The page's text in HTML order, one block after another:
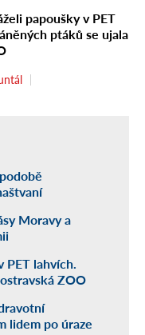
papoušky v PET
ptáků se ujala
Moravy a
PET lahvích.
ZOO
lidem po úraze